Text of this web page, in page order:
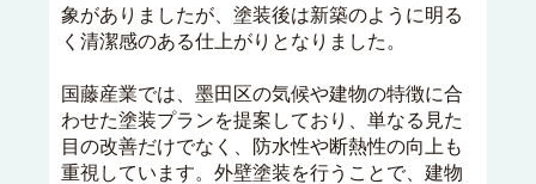
象がありましたが、塗装後は新築のように明る
く清潔感のある仕上がりとなりました。
国藤産業では、墨田区の気候や建物の特徴に合
わせた塗装プランを提案しており、単なる見た
目の改善だけでなく、防水性や断熱性の向上も
重視しています。外壁塗装を行うことで、建物